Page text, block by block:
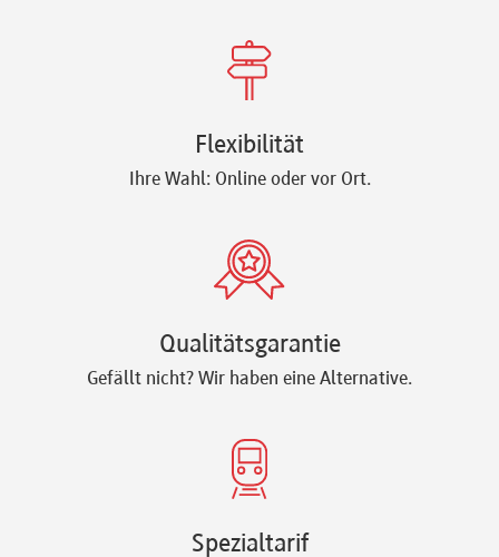
Flexibilität
Ihre Wahl: Online oder vor Ort.
Qualitätsgarantie
Gefällt nicht? Wir haben eine Alternative.
Spezialtarif